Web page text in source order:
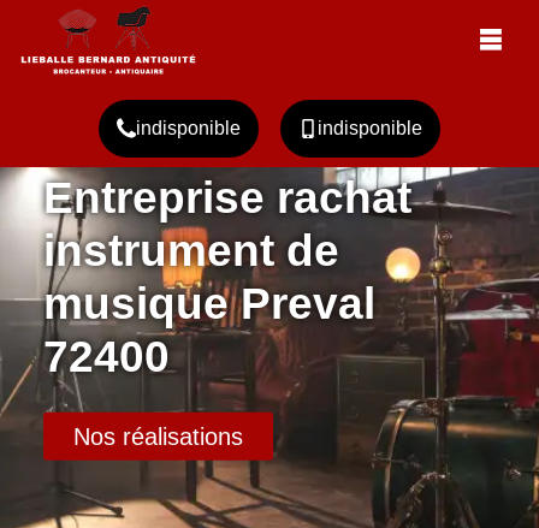
indisponible indisponible
Entreprise rachat
instrument de
musique Preval
72400
Nos réalisations